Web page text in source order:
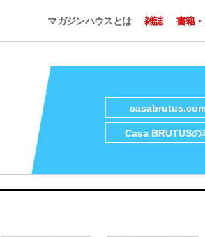
マガジンハウスとは 雑誌 書籍
Casa BRUTUSの